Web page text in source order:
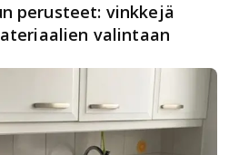
perusteet: vinkkejä
valintaan